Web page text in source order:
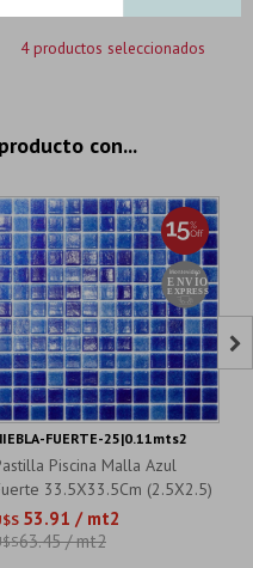
4 productos seleccionados
con...
Piscina Malla Azul
33.5X33.5Cm (2.5X2.5)
53.91 / mt2
63.45 / mt2
FUERTE-25|0.11mts2
